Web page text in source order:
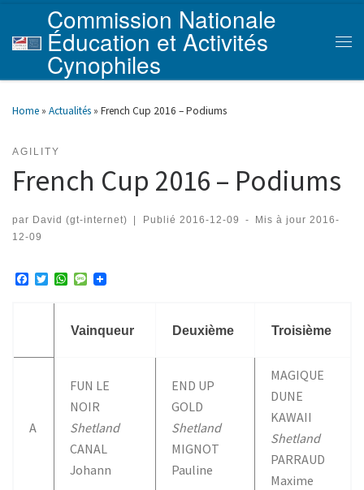
Skip to content
Commission Nationale
Éducation et Activités
Cynophiles
Home » Actualités » French Cup 2016 – Podiums
AGILITY
French Cup 2016 – Podiums
par David (gt-internet) Publié 2016-12-09 - Mis à jour 2016-
12-09
o
T
r
W
s
M
a
Vainqueur Deuxième Troisième
A
FUN LE
NOIR
Shetland
CANAL
Johann
END UP
GOLD
Shetland
MIGNOT
Pauline
MAGIQUE
DUNE
KAWAII
Shetland
PARRAUD
Maxime